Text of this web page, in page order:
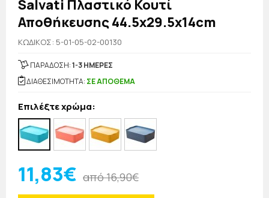
Salvati Πλαστικό Κουτί
Αποθήκευσης 44.5x29.5x14cm
KΩΔΙΚΟΣ: 5-01-05-02-00130
ΠΑΡΑΔΟΣΗ:1-3 ΗΜΕΡΕΣ
ΔΙΑΘΕΣΙΜΟΤΗΤΑ: ΣΕ ΑΠΟΘΕΜΑ
Επιλέξτε χρώμα:
11,83€ από 16,90€